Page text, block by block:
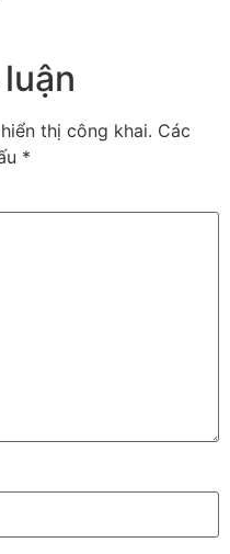
thị công khai. Các
*